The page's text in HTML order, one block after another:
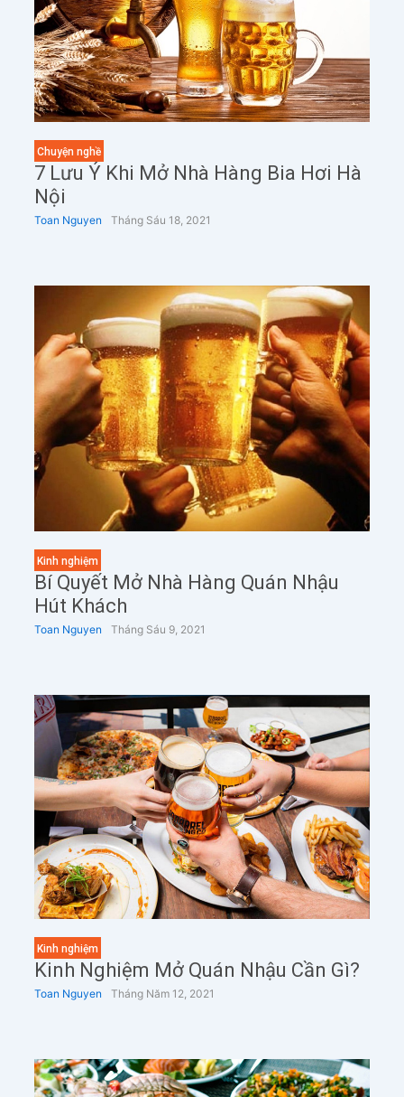
Chuyện nghề
7 Lưu Ý Khi Mở Nhà Hàng Bia Hơi Hà
Nội
Toan Nguyen Tháng Sáu 18, 2021
Kinh nghiệm
Bí Quyết Mở Nhà Hàng Quán Nhậu
Hút Khách
Toan Nguyen Tháng Sáu 9, 2021
Kinh nghiệm
Kinh Nghiệm Mở Quán Nhậu Cần Gì?
Toan Nguyen Tháng Năm 12, 2021